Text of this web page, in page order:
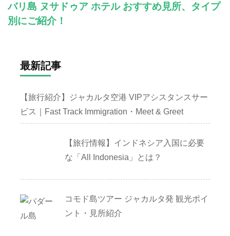
バリ島 ヌサドゥア ホテル おすすめ見所、タイプ
別にご紹介！
最新記事
【旅行紹介】ジャカルタ空港 VIPアシスタンスサー
ビス｜Fast Track Immigration・Meet & Greet
【旅行情報】インドネシア入国に必要
な「All Indonesia」とは？
コモド島ツアー ジャカルタ発 観光ポイ
ント・見所紹介